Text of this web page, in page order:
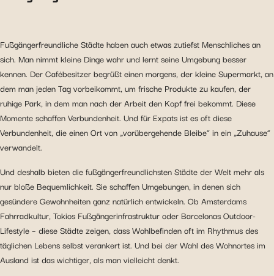
Fußgängerfreundliche Städte haben auch etwas zutiefst Menschliches an
sich. Man nimmt kleine Dinge wahr und lernt seine Umgebung besser
kennen. Der Cafébesitzer begrüßt einen morgens, der kleine Supermarkt, an
dem man jeden Tag vorbeikommt, um frische Produkte zu kaufen, der
ruhige Park, in dem man nach der Arbeit den Kopf frei bekommt. Diese
Momente schaffen Verbundenheit. Und für Expats ist es oft diese
Verbundenheit, die einen Ort von „vorübergehende Bleibe“ in ein „Zuhause“
verwandelt.
Und deshalb bieten die fußgängerfreundlichsten Städte der Welt mehr als
nur bloße Bequemlichkeit. Sie schaffen Umgebungen, in denen sich
gesündere Gewohnheiten ganz natürlich entwickeln. Ob Amsterdams
Fahrradkultur, Tokios Fußgängerinfrastruktur oder Barcelonas Outdoor-
Lifestyle – diese Städte zeigen, dass Wohlbefinden oft im Rhythmus des
täglichen Lebens selbst verankert ist. Und bei der Wahl des Wohnortes im
Ausland ist das wichtiger, als man vielleicht denkt.